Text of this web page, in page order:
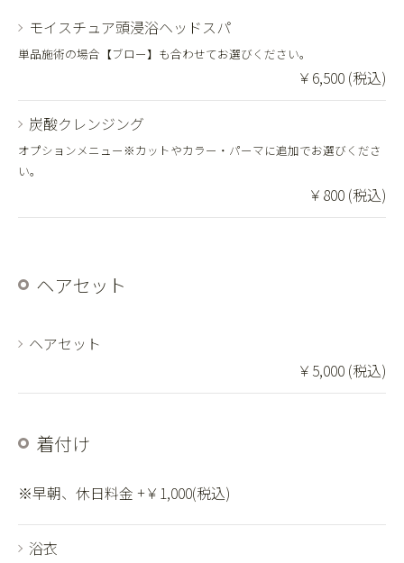
モイスチュア頭浸浴ヘッドスパ
単品施術の場合【ブロー】も合わせてお選びください。
￥6,500 (税込)
炭酸クレンジング
オプションメニュー※カットやカラー・パーマに追加でお選びくださ
い。
￥800 (税込)
ヘアセット
ヘアセット
￥5,000 (税込)
着付け
※早朝、休日料金 +￥1,000(税込)
浴衣